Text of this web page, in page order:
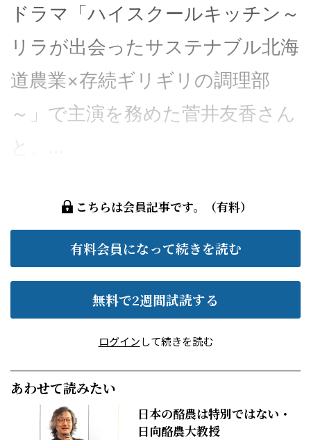
ドラマ「ハイスクールキッチン～
リラが出会ったサステナブル北海
道農業×存続ギリギリの調理部
～」で主演を務めた菅井友香さん
と、...
こちらは会員記事です。（有料）
有料会員になって続きを読む
無料で2週間試読する
ログインして続きを読む
あわせて読みたい
日本の酪農は特別ではない・
日向酪農大教授